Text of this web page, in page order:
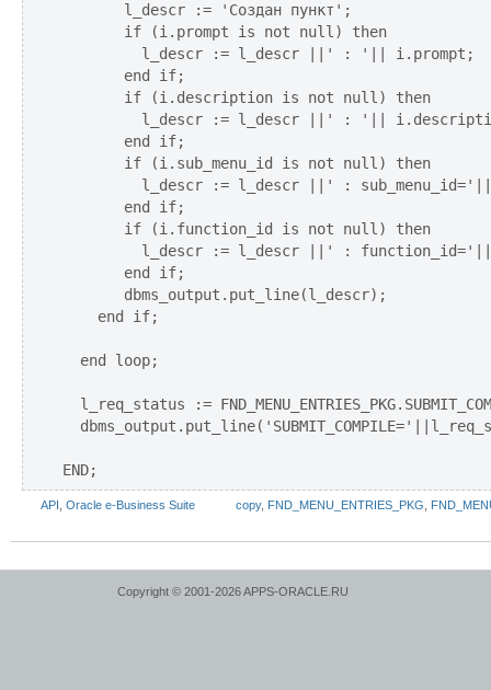
       l_descr := 'Создан пункт';
       if (i.prompt is not null) then
         l_descr := l_descr ||' : '|| i.prompt;
       end if;
       if (i.description is not null) then
l_descr := l_descr ||' : '||
       end if;
       if (i.sub_menu_id is not null) then
l_descr := l_descr ||' :
       end if;
       if (i.function_id is not null) then
l_descr := l_descr ||' :
       end if;
       dbms_output.put_line(l_descr);
    end if;
  end loop;
l_req_status :=
API Oracle e-Business Suite copy, FND_MENU_ENTRIES_PKG
Copyright © 2001-2026 APPS-ORACLE.RU